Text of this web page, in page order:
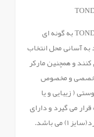
مارکر(ماژیک) جراحی تندوس TONDAUS به گونه ای
آسانی محل انتخاب
و همچنین مارکر
تخصصی و مخصوص
( زیبایی و یا
می گیرد و دارای